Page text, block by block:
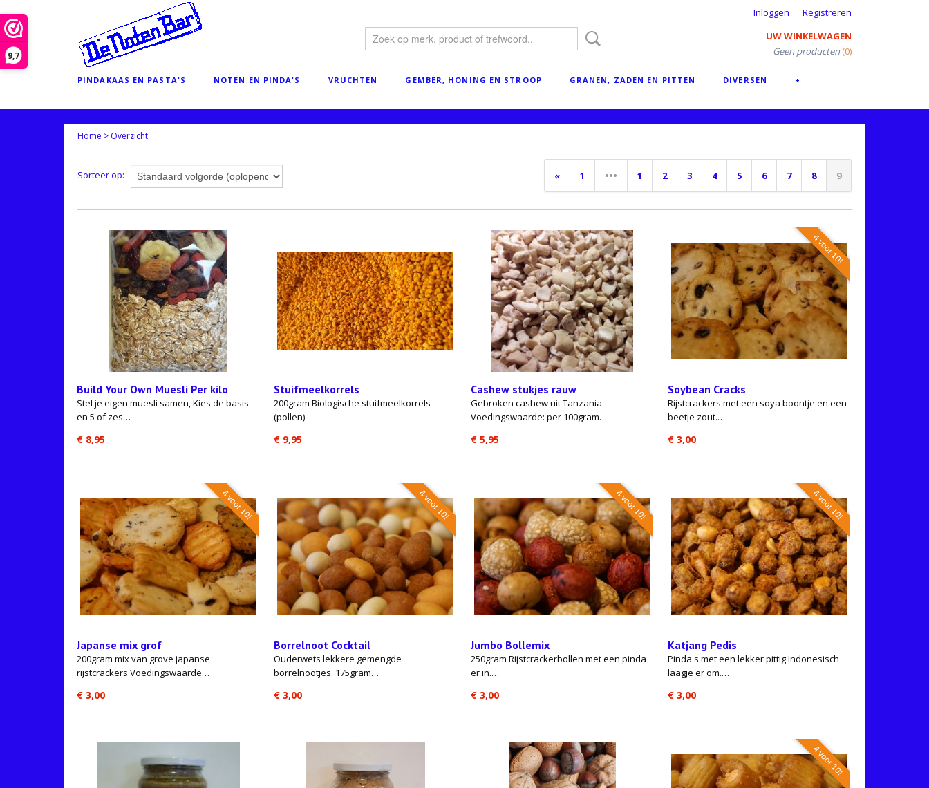
9,7
Inloggen
Registreren
UW WINKELWAGEN
Geen producten (0)
PINDAKAAS EN PASTA'S NOTEN EN PINDA'S VRUCHTEN GEMBER, HONING EN STROOP GRANEN, ZADEN EN PITTEN DIVERSEN +
Home > Overzicht
Sorteer op: « 1 ••• 1 2 3 4 5 6 7 8 9
Build Your Own Muesli Per kilo
Stel je eigen muesli samen, Kies de basis
en 5 of zes…
€ 8,95
Stuifmeelkorrels
200gram Biologische stuifmeelkorrels
(pollen)
€ 9,95
Cashew stukjes rauw
Gebroken cashew uit Tanzania
Voedingswaarde: per 100gram…
€ 5,95
4 voor 10!
Soybean Cracks
Rijstcrackers met een soya boontje en een
beetje zout.…
€ 3,00
4 voor 10!
Japanse mix grof
200gram mix van grove japanse
rijstcrackers Voedingswaarde…
€ 3,00
4 voor 10!
Borrelnoot Cocktail
Ouderwets lekkere gemengde
borrelnootjes. 175gram…
€ 3,00
4 voor 10!
Jumbo Bollemix
250gram Rijstcrackerbollen met een pinda
er in.…
€ 3,00
4 voor 10!
Katjang Pedis
Pinda's met een lekker pittig Indonesisch
laagje er om.…
€ 3,00
4 voor 10!